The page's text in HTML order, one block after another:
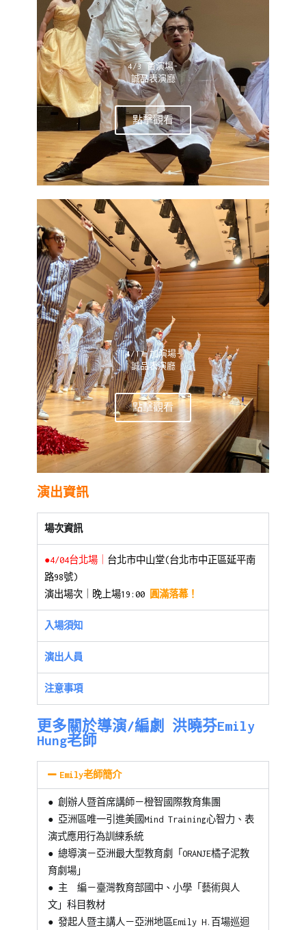
4/3 首演場-
誠品表演廳
點擊觀看
4/17 加演場-
誠品表演廳
點擊觀看
演出資訊
場次資訊
●4/04台北場｜ 台北市中山堂(台北市中正區延平南
路98號)
演出場次｜晚上場19:00
圓滿落幕！
入場須知
演出人員
注意事項
更多關於導演/編劇 洪曉芬Emily
Hung老師
Emily老師簡介
● 創辦人暨首席講師－橙智國際教育集團
● 亞洲區唯一引進美國Mind Training心智力、表
演式應用行為訓練系統
● 總導演－亞洲最大型教育劇「ORANJE橘子泥教
育劇場」
● 主 編－臺灣教育部國中、小學「藝術與人
文」科目教材
● 發起人暨主講人－亞洲地區Emily H.百場巡迴